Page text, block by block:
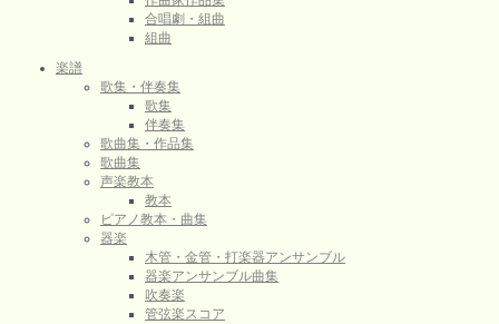
合唱劇・組曲
組曲
楽譜
歌集・伴奏集
歌集
伴奏集
歌曲集・作品集
歌曲集
声楽教本
教本
ピアノ教本・曲集
器楽
木管・金管・打楽器アンサンブル
器楽アンサンブル曲集
吹奏楽
管弦楽スコア